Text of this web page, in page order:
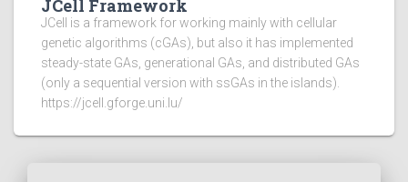
JCell Framework
JCell is a framework for working mainly with cellular
genetic algorithms (cGAs), but also it has implemented
steady-state GAs, generational GAs, and distributed GAs
(only a sequential version with ssGAs in the islands).
https://jcell.gforge.uni.lu/